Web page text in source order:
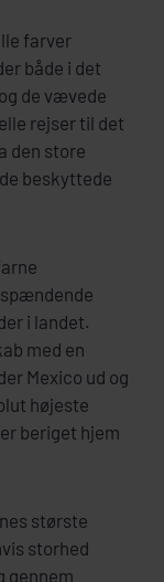
farver
både i det
de vævede
rejser til det
den store
beskyttede
i landet.
med en
Mexico ud og
højeste
beriget hjem
største
storhed
gennem